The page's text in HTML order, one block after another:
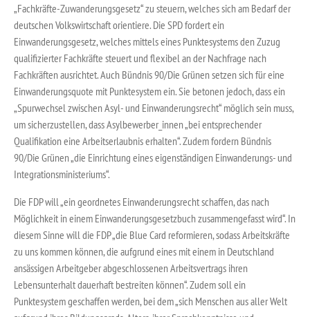
„Fachkräfte-Zuwanderungsgesetz“ zu steuern, welches sich am Bedarf der
deutschen Volkswirtschaft orientiere. Die SPD fordert ein
Einwanderungsgesetz, welches mittels eines Punktesystems den Zuzug
qualifizierter Fachkräfte steuert und flexibel an der Nachfrage nach
Fachkräften ausrichtet. Auch Bündnis 90/Die Grünen setzen sich für eine
Einwanderungsquote mit Punktesystem ein. Sie betonen jedoch, dass ein
„Spurwechsel zwischen Asyl- und Einwanderungsrecht“ möglich sein muss,
um sicherzustellen, dass Asylbewerber_innen „bei entsprechender
Qualifikation eine Arbeitserlaubnis erhalten“. Zudem fordern Bündnis
90/Die Grünen „die Einrichtung eines eigenständigen Einwanderungs- und
Integrationsministeriums“.
Die FDP will „ein geordnetes Einwanderungsrecht schaffen, das nach
Möglichkeit in einem Einwanderungsgesetzbuch zusammengefasst wird“. In
diesem Sinne will die FDP „die Blue Card reformieren, sodass Arbeitskräfte
zu uns kommen können, die aufgrund eines mit einem in Deutschland
ansässigen Arbeitgeber abgeschlossenen Arbeitsvertrags ihren
Lebensunterhalt dauerhaft bestreiten können“. Zudem soll ein
Punktesystem geschaffen werden, bei dem „sich Menschen aus aller Welt